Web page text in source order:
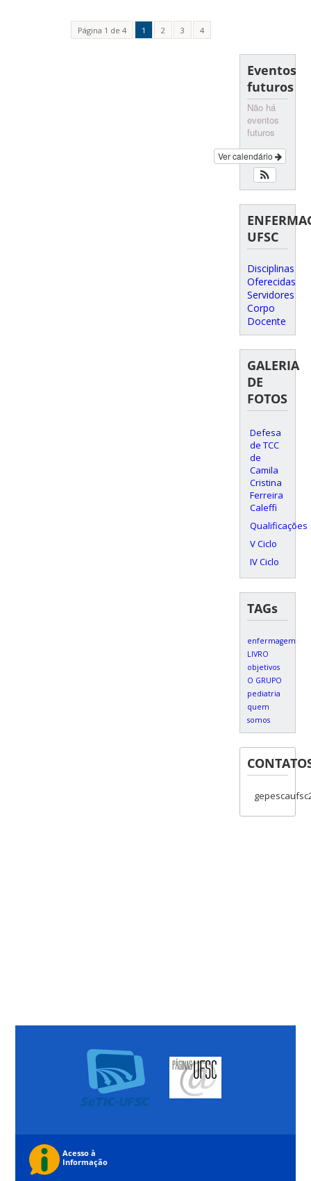
Página 1 de 4 1 2 3 4
Eventos
futuros
Não há
eventos
futuros
Ver calendário
UFSC
Disciplinas
Oferecidas
Servidores
Corpo
Docente
GALERIA
DE
FOTOS
Defesa
de TCC
de
Camila
Cristina
Ferreira
Caleffi
Qualificações
V Ciclo
IV Ciclo
TAGs
enfermagem
LIVRO
objetivos
O GRUPO
pediatria
quem
somos